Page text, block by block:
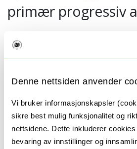
Denne nettsiden anvender
Vi bruker informasjonskapsler
sikre best mulig funksjonalitet og
nettsidene. Dette inkluderer
bevaring av innstillinger og
primær progressiv
Primær progressiv afasi
fellesbetegnelse på
demenssykdom som
årsalderen. Det finnes per i
språkkartleggingsverktøy
og diagnostisering av PPA